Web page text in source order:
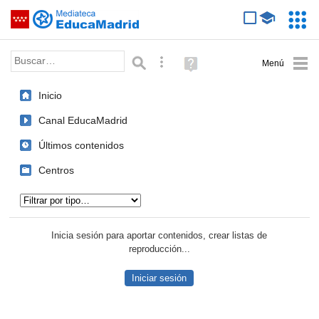
Saltar navegación
Palabra o frase: Búsqueda avanzada
Ayuda
(en
Inicio
Canal EducaMadrid
Últimos contenidos
Centros
Inicia sesión para aportar contenidos, crear listas de
reproducción...
Iniciar sesión